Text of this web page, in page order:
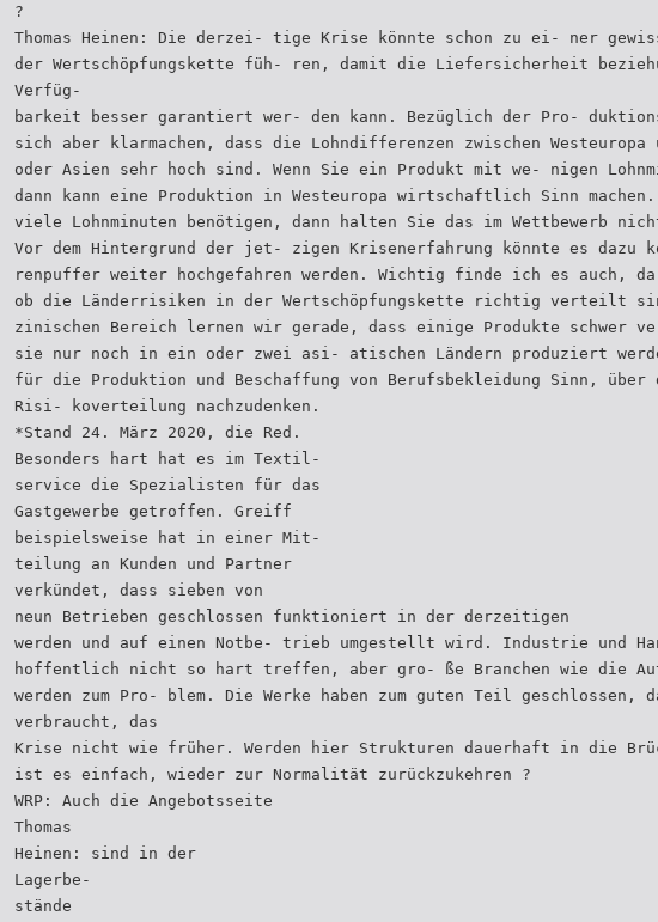
?
Thomas Heinen: Die derzei- tige Krise könnte schon zu ei- ner
der Wertschöpfungskette füh- ren, damit die Liefersicherheit
Verfüg-
barkeit besser garantiert wer- den kann. Bezüglich der Pro-
sich aber klarmachen, dass die Lohndifferenzen zwischen Westeuropa
oder Asien sehr hoch sind. Wenn Sie ein Produkt mit we- nigen
dann kann eine Produktion in Westeuropa wirtschaftlich Sinn machen.
viele Lohnminuten benötigen, dann halten Sie das im Wettbewerb
Vor dem Hintergrund der jet- zigen Krisenerfahrung könnte es dazu
renpuffer weiter hochgefahren werden. Wichtig finde ich es auch,
ob die Länderrisiken in der Wertschöpfungskette richtig verteilt
zinischen Bereich lernen wir gerade, dass einige Produkte schwer
sie nur noch in ein oder zwei asi- atischen Ländern produziert
für die Produktion und Beschaffung von Berufsbekleidung Sinn, über
Risi- koverteilung nachzudenken.
*Stand 24. März 2020, die Red.
Besonders hart hat es im Textil-
service die Spezialisten für das
Gastgewerbe getroffen. Greiff
beispielsweise hat in einer Mit-
teilung an Kunden und Partner
verkündet, dass sieben von
neun Betrieben geschlossen funktioniert in der derzeitigen
werden und auf einen Notbe- trieb umgestellt wird. Industrie und
hoffentlich nicht so hart treffen, aber gro- ße Branchen wie die
werden zum Pro- blem. Die Werke haben zum guten Teil geschlossen,
verbraucht, das
Krise nicht wie früher. Werden hier Strukturen dauerhaft in die
ist es einfach, wieder zur Normalität zurückzukehren ?
WRP: Auch die Angebotsseite
Thomas
Heinen: sind in der
Lagerbe-
stände